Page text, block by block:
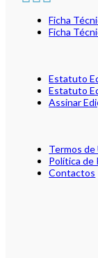
Ficha
Ficha
Estatuto
Estatuto
Assinar
Termos de
Política de
Contactos